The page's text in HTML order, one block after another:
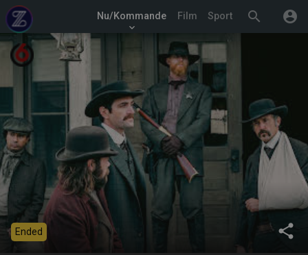
search account_circle
Nu/Kommande
keyboard_arrow_down
Film Sport
share
Ended